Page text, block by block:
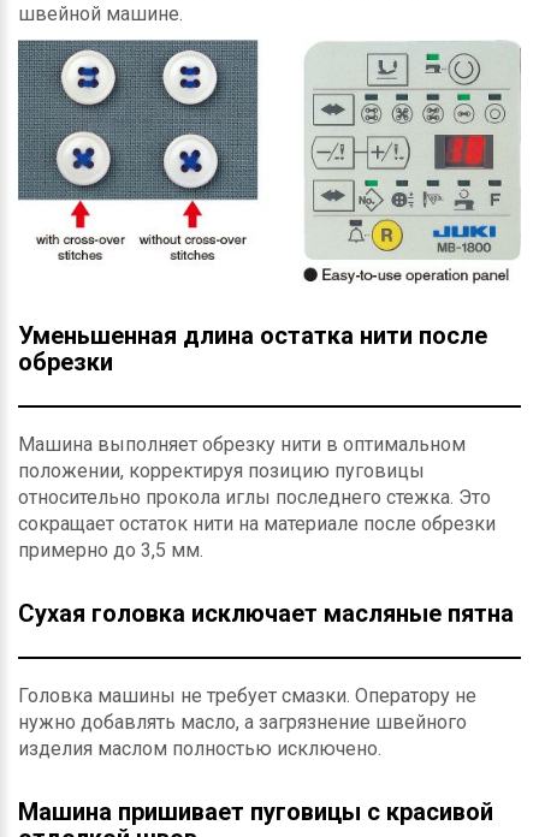
швейной машине.
Уменьшенная длина остатка нити после
обрезки
Машина выполняет обрезку нити в оптимальном
положении, корректируя позицию пуговицы
относительно прокола иглы последнего стежка. Это
сокращает остаток нити на материале после обрезки
примерно до 3,5 мм.
Сухая головка исключает масляные пятна
Головка машины не требует смазки. Оператору не
нужно добавлять масло, а загрязнение швейного
изделия маслом полностью исключено.
Машина пришивает пуговицы с красивой